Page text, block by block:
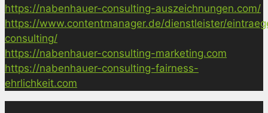
https://nabenhauer-consulting-auszeichnungen.com/
https://www.contentmanager.de/dienstleister/
consulting/
https://nabenhauer-consulting-marketing.com
https://nabenhauer-consulting-fairness-
ehrlichkeit.com